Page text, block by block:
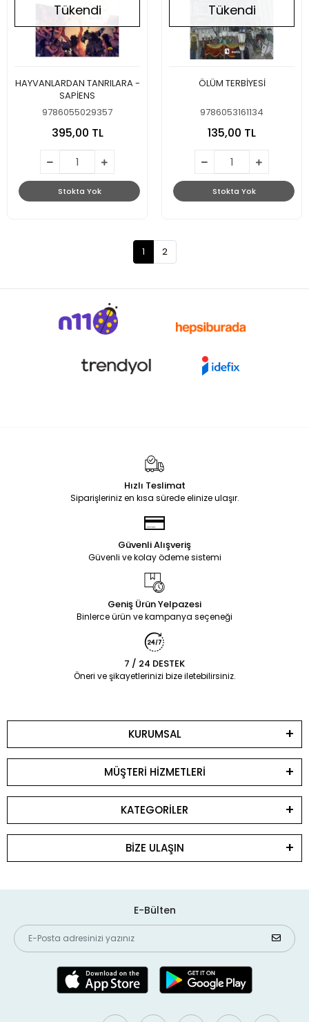
Tükendi
HAYVANLARDAN TANRILARA -
SAPİENS
9786055029357
395,00 TL
Stokta Yok
Tükendi
ÖLÜM TERBİYESİ
9786053161134
135,00 TL
Stokta Yok
1 2
Hızlı Teslimat
Siparişleriniz en kısa sürede elinize ulaşır.
Güvenli Alışveriş
Güvenli ve kolay ödeme sistemi
Geniş Ürün Yelpazesi
Binlerce ürün ve kampanya seçeneği
7 / 24 DESTEK
Öneri ve şikayetlerinizi bize iletebilirsiniz.
KURUMSAL
MÜŞTERİ HİZMETLERİ
KATEGORİLER
BİZE ULAŞIN
E-Bülten